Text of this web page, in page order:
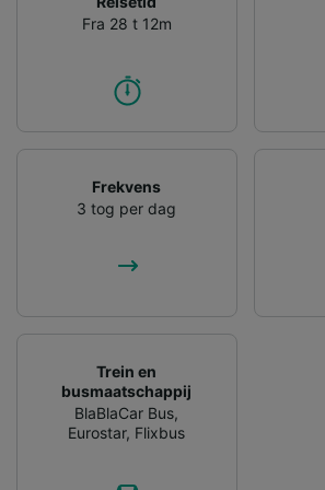
Fra 28 t 12m
Frekvens
3 tog per dag
Trein en
busmaatschappij
BlaBlaCar Bus,
Eurostar, Flixbus
audience research and services